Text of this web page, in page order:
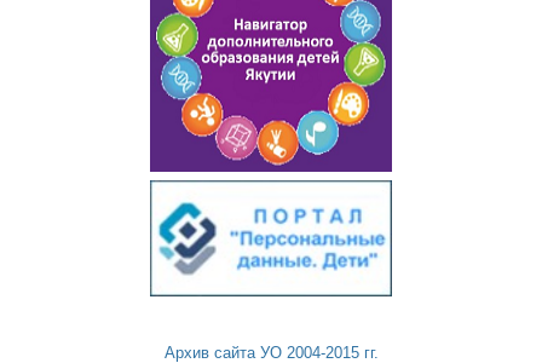
Архив сайта УО 2004-2015 гг.